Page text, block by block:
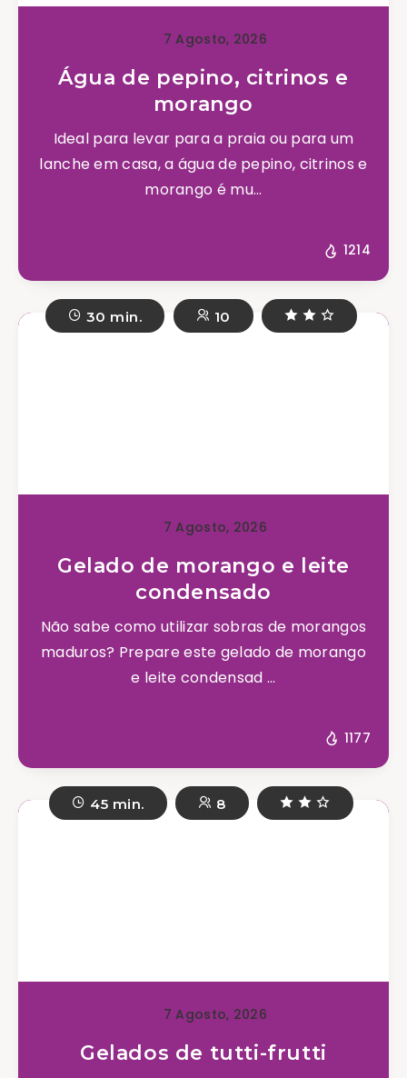
7 Agosto, 2026
Água de pepino, citrinos e
morango
Ideal para levar para a praia ou para um
lanche em casa, a água de pepino, citrinos e
morango é mu...
1214
30 min. 10
7 Agosto, 2026
Gelado de morango e leite
condensado
Não sabe como utilizar sobras de morangos
maduros? Prepare este gelado de morango
e leite condensad ...
1177
45 min. 8
7 Agosto, 2026
Gelados de tutti-frutti